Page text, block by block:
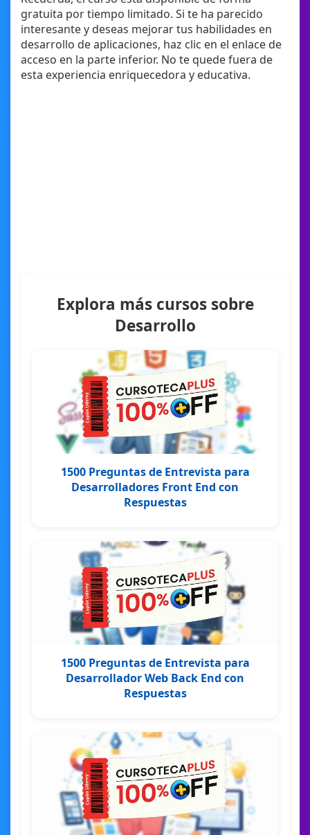
gratuita por tiempo limitado. Si te ha parecido
interesante y deseas mejorar tus habilidades en
desarrollo de aplicaciones, haz clic en el enlace de
acceso en la parte inferior. No te quede fuera de
esta experiencia enriquecedora y educativa.
Explora más cursos sobre
Desarrollo
1500 Preguntas de Entrevista para
Desarrolladores Front End con
Respuestas
1500 Preguntas de Entrevista para
Desarrollador Web Back End con
Respuestas